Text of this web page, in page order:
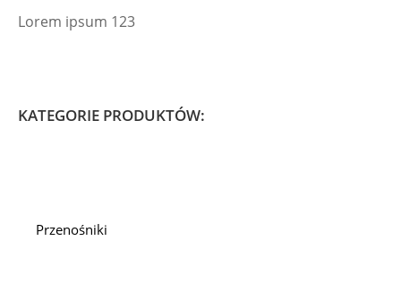
Lorem ipsum 123
KATEGORIE PRODUKTÓW:
Przenośniki